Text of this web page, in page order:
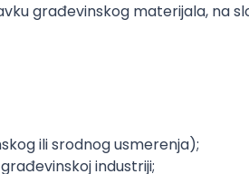
građevinskog materijala, na
ili srodnog usmerenja);
industriji;